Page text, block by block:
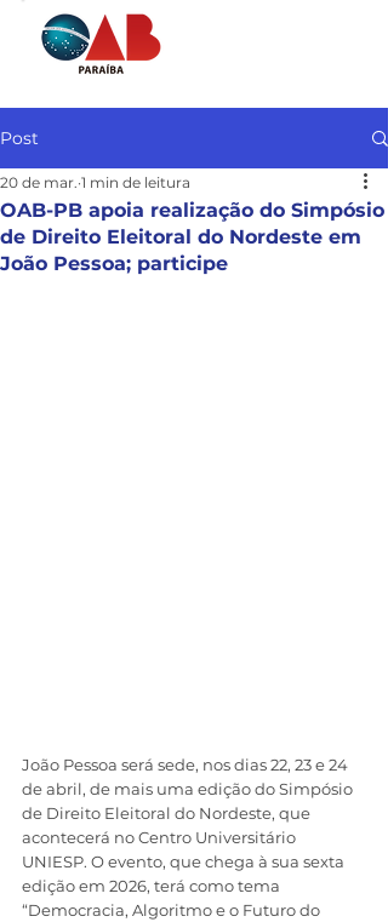
Post
OAB-PB apoia realização do Simpósio
de Direito Eleitoral do Nordeste em
João Pessoa; participe
20 de mar. 1 min de leitura
João Pessoa será sede, nos dias 22, 23 e 24
de abril, de mais uma edição do Simpósio
de Direito Eleitoral do Nordeste, que
acontecerá no Centro Universitário
UNIESP. O evento, que chega à sua sexta
edição em 2026, terá como tema
“Democracia, Algoritmo e o Futuro do